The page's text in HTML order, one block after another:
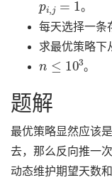
。
每天选择一条
求最优策略下
10 3
。
题解
最优策略显然应该
去，那么反向推一
动态维护期望天数